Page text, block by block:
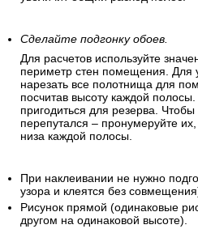
Сделайте подгонку обоев.
Для расчетов используйте
периметр стен помещения. Для
нарезать все полотнища для
посчитав высоту каждой
пригодиться для резерва.
перепутался – пронумеруйте
низа каждой полосы.
При наклеивании не нужно
узора и клеятся без
Рисунок прямой (одинаковые
другом на одинаковой высоте).